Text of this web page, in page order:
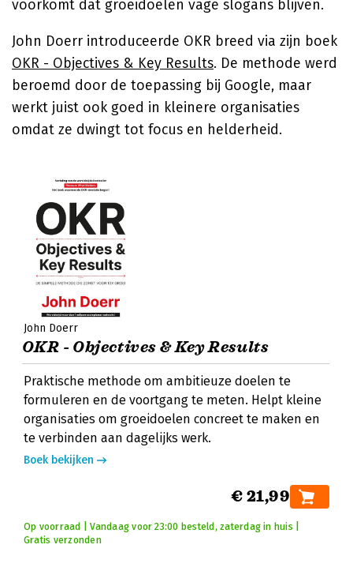
voorkomt dat groeidoelen vage slogans blijven.
John Doerr introduceerde OKR breed via zijn boek
OKR - Objectives & Key Results. De methode werd
beroemd door de toepassing bij Google, maar
werkt juist ook goed in kleinere organisaties
omdat ze dwingt tot focus en helderheid.
John Doerr
OKR - Objectives & Key Results
Praktische methode om ambitieuze doelen te
formuleren en de voortgang te meten. Helpt kleine
organisaties om groeidoelen concreet te maken en
te verbinden aan dagelijks werk.
Boek bekijken
€ 21,99
Op voorraad | Vandaag voor 23:00 besteld, zaterdag in huis |
Gratis verzonden